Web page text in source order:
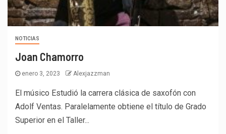
NOTICIAS
Joan Chamorro
enero 3, 2023 Alexjazzman
El músico Estudió la carrera clásica de saxofón con
Adolf Ventas. Paralelamente obtiene el título de Grado
Superior en el Taller...